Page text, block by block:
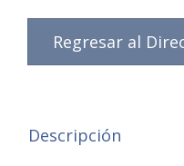
Regresar al
Descripción